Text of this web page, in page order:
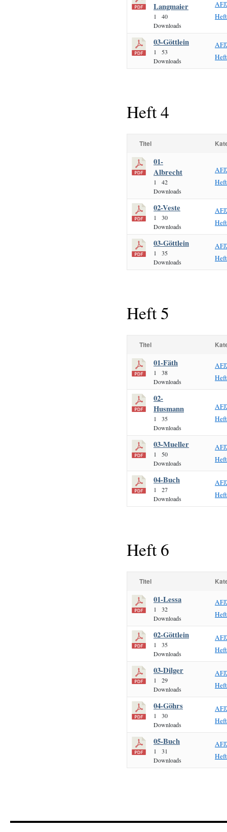
Langmaier
1
40
Downloads
03-Göttlein
1
53
Downloads
Heft 4
Titel
01-
Albrecht
1
42
Downloads
02-Veste
1
30
Downloads
03-Göttlein
1
35
Downloads
Heft 5
Titel
01-Fäth
1
38
Downloads
02-
Husmann
1
35
Downloads
03-Mueller
1
50
Downloads
04-Buch
1
27
Downloads
Heft 6
Titel
01-Lessa
1
32
Downloads
02-Göttlein
1
35
Downloads
03-Dilger
1
29
Downloads
04-Göhrs
1
30
Downloads
05-Buch
1
31
Downloads